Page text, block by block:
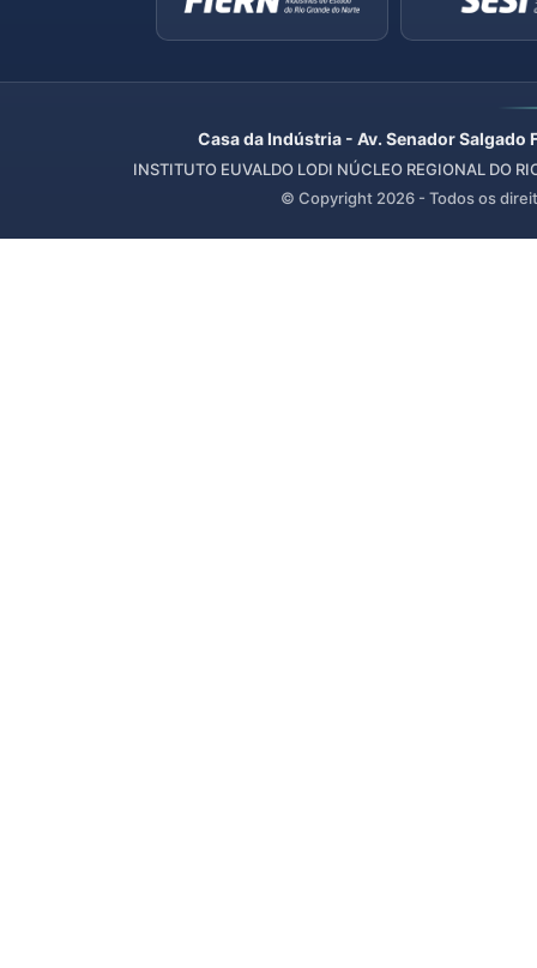
Casa da Indústria - Av. Senador
INSTITUTO EUVALDO LODI NÚCLEO REGIONAL DO
© Copyright 2026 - Todos os